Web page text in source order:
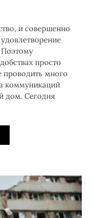
и совершенно
Поэтому
просто
проводить много
коммуникаций
дом. Сегодня